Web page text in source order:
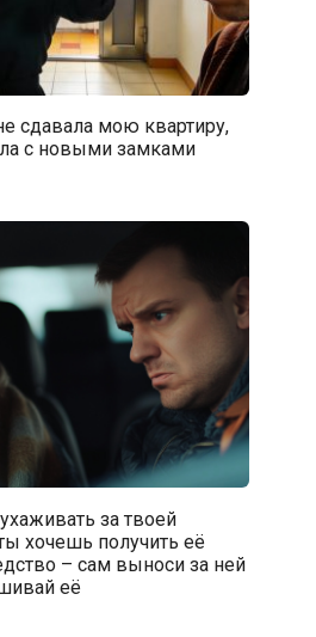
сдавала мою квартиру,
с новыми замками
за твоей
хочешь получить её
– сам выноси за ней
её